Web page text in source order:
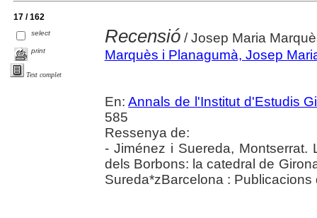
17 / 162
select
print
Text complet
Recensió/ Josep Maria
Marquès i Planagumà, Josep
En:Annals de l'Institut d'Estudis
585
Ressenya de:
- Jiménez i Suereda, Montserrat.
dels Borbons: la catedral de
Sureda*zBarcelona :